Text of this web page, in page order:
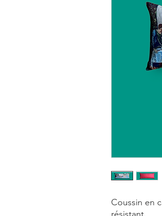
Coussin en